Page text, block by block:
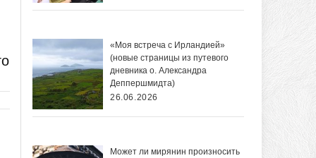
«Моя встреча с Ирландией»
(новые страницы из путевого
дневника о. Александра
Деппершмидта)
26.06.2026
Может ли мирянин произносить